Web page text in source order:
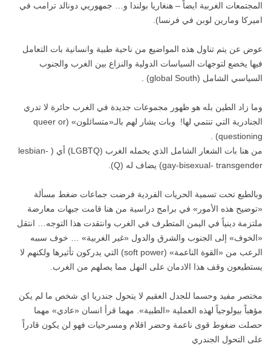
المجتمعات الغربية ايضاً – هنغاريا بولندا و… جمهوريي دونالد ترامب في
اميركا ومارين لوبن في فرنسا).
عوض عن يتم تناول هذه المواضيع من ناحية طبية وانسانية بات التعامل
فيها يخضع لتوجهات السياسات الدولية والنزاع بين الغرب والجنوب
السياسي الشامل (global South) .
وما زاد الطين بله هو ظهور مجموعات جديدة في الغرب حائرة لا تدري
الجنادرية التي تنتمي لها! وبات يشار لهم بالـ«متسائلون» (queer or
questioning) .
من هنا بات الشعار الشامل الذي يحمله الغرب (LGBTQ) أي ( lesbian-
gay-bisexual- transgender) يضاف له (Q).
وبالطبع تحت تسمية الحريات الفردية فرضت جماعات ضغط مسألة
«توضيح هذه الأمور» في برامج دراسية من هنا قامت جبهات معارضة
ملتزمة دينياً في اليمن المتطرف في الغرب وانتقدت هذا التوجه… انتقل
«الخوف» إلى الجنوب والشرق والدول «غير الغربية» … خوف سببه
الرعب من «القوة الناعمة» (soft power) التي يدركون تأثيرها ولكنهم لا
يستطيعون وقف هذا الادمان على النهل مما يصلهم من الغرب.
مختصر مفيد وحسما للجدل العقيم لا يتحول جندريا اي شخص ما لم يكن
مؤهباً بيولوجياً لهذه العملية «الطبية». مهما قرأ انسان «عادي» مهما
حصلت ضغوط قوى ناعمة وحضر اقلام ومسرحيات فهو لن يكون قادراً
على التحول الجندري